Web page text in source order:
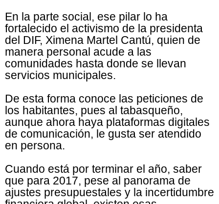
En la parte social, ese pilar lo ha
fortalecido el activismo de la presidenta
del DIF, Ximena Martel Cantú, quien de
manera personal acude a las
comunidades hasta donde se llevan
servicios municipales.
De esta forma conoce las peticiones de
los habitantes, pues al tabasqueño,
aunque ahora haya plataformas digitales
de comunicación, le gusta ser atendido
en persona.
Cuando está por terminar el año, saber
que para 2017, pese al panorama de
ajustes presupuestales y la incertidumbre